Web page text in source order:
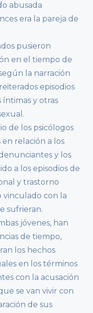
abusada
era la pareja de
pusieron
en el tiempo de
la narración
episodios
y otras
de los psicólogos
relación a los
y los
a los episodios de
y trastorno
vinculado con la
sufrieran.
jóvenes, han
de tiempo,
los hechos
en los términos
con la acusación
se van vivir con
de sus